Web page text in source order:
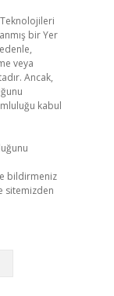
Teknolojileri
bir Yer
veya
Ancak,
kabul
bildirmeniz
sitemizden